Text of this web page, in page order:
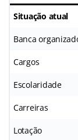
Situação atual
Banca
Cargos
Escolaridade
Carreiras
Lotação